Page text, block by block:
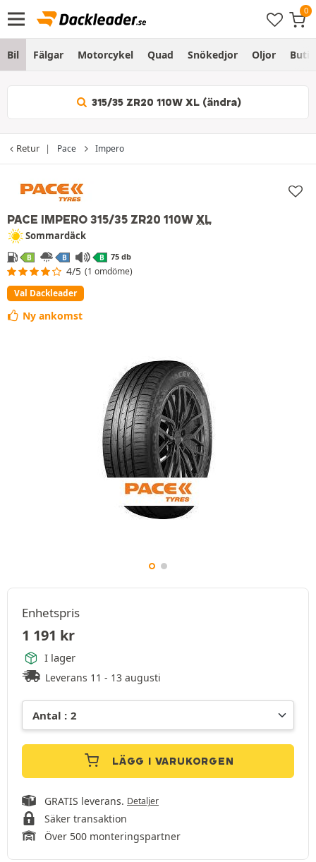
Bil Fälgar Motorcykel Quad Snökedjor Oljor Butik
315/35 ZR20 110W XL (ändra)
Retur Pace Impero
PACE IMPERO 315/35 ZR20 110W XL
Sommardäck
B B B 75 db
4/5 (1 omdöme)
Val Dackleader
Ny ankomst
Enhetspris
1 191 kr
I lager
Leverans 11 - 13 augusti
LÄGG I VARUKORGEN
GRATIS leverans. Detaljer
Säker transaktion
Över 500 monteringspartner